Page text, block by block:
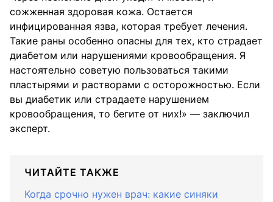
сожженная здоровая кожа. Остается
инфицированная язва, которая требует лечения.
Такие раны особенно опасны для тех, кто страдает
диабетом или нарушениями кровообращения. Я
настоятельно советую пользоваться такими
пластырями и растворами с осторожностью. Если
вы диабетик или страдаете нарушением
кровообращения, то бегите от них!» — заключил
эксперт.
ЧИТАЙТЕ ТАКЖЕ
Когда срочно нужен врач: какие синяки